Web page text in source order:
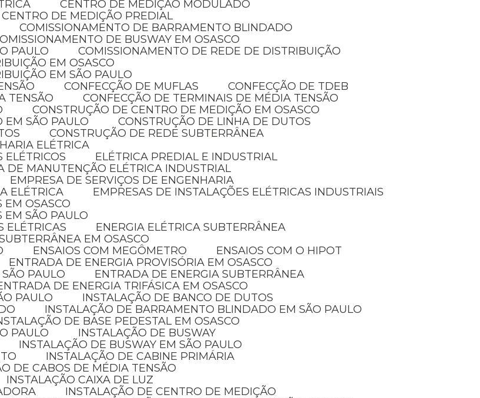
CENTRO DE MEDIÇÃO MODULADO
CENTRO DE MEDIÇÃO PREDIAL
COMISSIONAMENTO DE BARRAMENTO BLINDADO
COMISSIONAMENTO DE BUSWAY EM OSASCO
PAULO
COMISSIONAMENTO DE REDE DE DISTRIBUIÇÃO
EM OSASCO
EM SÃO PAULO
CONFECÇÃO DE MUFLAS
CONFECÇÃO DE TDEB
TENSÃO
CONFECÇÃO DE TERMINAIS DE MÉDIA TENSÃO
CONSTRUÇÃO DE CENTRO DE MEDIÇÃO EM OSASCO
EM SÃO PAULO
CONSTRUÇÃO DE LINHA DE DUTOS
CONSTRUÇÃO DE REDE SUBTERRÂNEA
ELÉTRICA
ELÉTRICOS
ELÉTRICA PREDIAL E INDUSTRIAL
DE MANUTENÇÃO ELÉTRICA INDUSTRIAL
EMPRESA DE SERVIÇOS DE ENGENHARIA
ELÉTRICA
EMPRESAS DE INSTALAÇÕES ELÉTRICAS INDUSTRIAIS
EM OSASCO
EM SÃO PAULO
ELÉTRICAS
ENERGIA ELÉTRICA SUBTERRÂNEA
SUBTERRÂNEA EM OSASCO
ENSAIOS COM MEGÔMETRO
ENSAIOS COM O HIPOT
ENTRADA DE ENERGIA PROVISÓRIA EM OSASCO
PAULO
ENTRADA DE ENERGIA SUBTERRÂNEA
ENTRADA DE ENERGIA TRIFÁSICA EM OSASCO
PAULO
INSTALAÇÃO DE BANCO DE DUTOS
INSTALAÇÃO DE BARRAMENTO BLINDADO EM SÃO PAULO
DE BASE PEDESTAL EM OSASCO
PAULO
INSTALAÇÃO DE BUSWAY
INSTALAÇÃO DE BUSWAY EM SÃO PAULO
INSTALAÇÃO DE CABINE PRIMÁRIA
DE CABOS DE MÉDIA TENSÃO
INSTALAÇÃO CAIXA DE LUZ
INSTALAÇÃO DE CENTRO DE MEDIÇÃO